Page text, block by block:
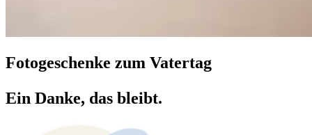
Fotogeschenke zum Vatertag
Ein Danke, das bleibt.